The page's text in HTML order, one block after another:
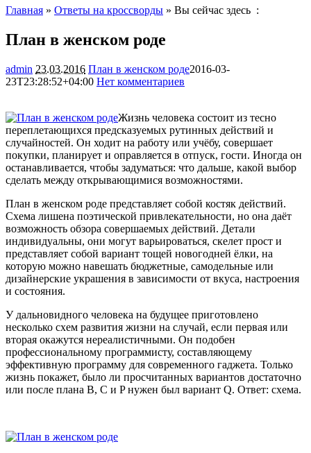
Главная » Ответы на кроссворды » Вы сейчас здесь :
План в женском роде
admin 23.03.2016 План в женском роде2016-03-
23T23:28:52+04:00 Нет комментариев
Жизнь человека состоит из тесно
переплетающихся предсказуемых рутинных действий и
случайностей. Он ходит на работу или учёбу, совершает
покупки, планирует и оправляется в отпуск, гости. Иногда он
останавливается, чтобы задуматься: что дальше, какой выбор
сделать между открывающимися возможностями.
План в женском роде представляет собой костяк действий.
Схема лишена поэтической привлекательности, но она даёт
возможность обзора совершаемых действий. Детали
индивидуальны, они могут варьироваться, скелет прост и
представляет собой вариант тощей новогодней ёлки, на
которую можно навешать бюджетные, самодельные или
дизайнерские украшения в зависимости от вкуса, настроения
и состояния.
У дальновидного человека на будущее приготовлено
несколько схем развития жизни на случай, если первая или
вторая окажутся нереалистичными. Он подобен
профессиональному программисту, составляющему
эффективную программу для современного гаджета. Только
жизнь покажет, было ли просчитанных вариантов достаточно
или после плана В, С и P нужен был вариант Q. Ответ: схема.